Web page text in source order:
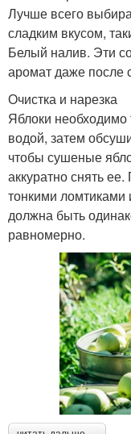
Лучше всего
сладким вкусом,
Белый налив. Эти
аромат даже после
Очистка и нарезка
Яблоки
водой, затем
чтобы сушеные
аккуратно снять
тонкими ломтиками
должна быть
равномерно.